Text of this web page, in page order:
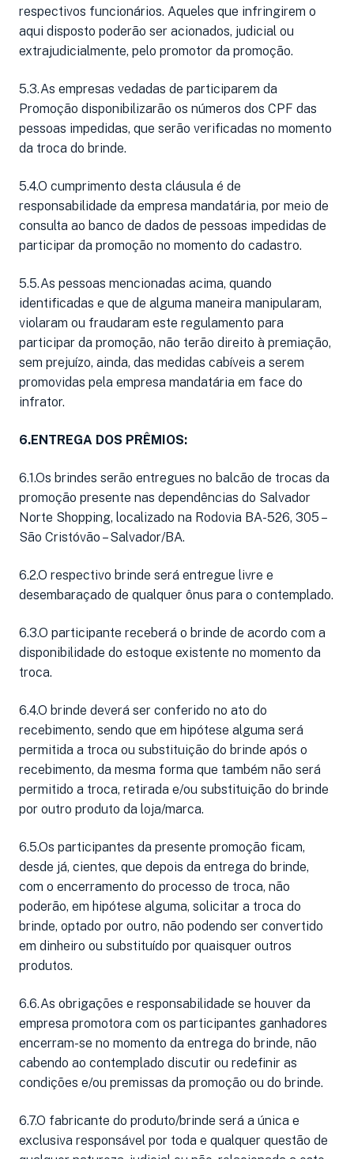
respectivos funcionários. Aqueles que infringirem o
aqui disposto poderão ser acionados, judicial ou
extrajudicialmente, pelo promotor da promoção.
5.3.As empresas vedadas de participarem da
Promoção disponibilizarão os números dos CPF das
pessoas impedidas, que serão verificadas no momento
da troca do brinde.
5.4.O cumprimento desta cláusula é de
responsabilidade da empresa mandatária, por meio de
consulta ao banco de dados de pessoas impedidas de
participar da promoção no momento do cadastro.
5.5.As pessoas mencionadas acima, quando
identificadas e que de alguma maneira manipularam,
violaram ou fraudaram este regulamento para
participar da promoção, não terão direito à premiação,
sem prejuízo, ainda, das medidas cabíveis a serem
promovidas pela empresa mandatária em face do
infrator.
6.ENTREGA DOS PRÊMIOS:
6.1.Os brindes serão entregues no balcão de trocas da
promoção presente nas dependências do Salvador
Norte Shopping, localizado na Rodovia BA-526, 305 –
São Cristóvão – Salvador/BA.
6.2.O respectivo brinde será entregue livre e
desembaraçado de qualquer ônus para o contemplado.
6.3.O participante receberá o brinde de acordo com a
disponibilidade do estoque existente no momento da
troca.
6.4.O brinde deverá ser conferido no ato do
recebimento, sendo que em hipótese alguma será
permitida a troca ou substituição do brinde após o
recebimento, da mesma forma que também não será
permitido a troca, retirada e/ou substituição do brinde
por outro produto da loja/marca.
6.5.Os participantes da presente promoção ficam,
desde já, cientes, que depois da entrega do brinde,
com o encerramento do processo de troca, não
poderão, em hipótese alguma, solicitar a troca do
brinde, optado por outro, não podendo ser convertido
em dinheiro ou substituído por quaisquer outros
produtos.
6.6.As obrigações e responsabilidade se houver da
empresa promotora com os participantes ganhadores
encerram-se no momento da entrega do brinde, não
cabendo ao contemplado discutir ou redefinir as
condições e/ou premissas da promoção ou do brinde.
6.7.O fabricante do produto/brinde será a única e
exclusiva responsável por toda e qualquer questão de